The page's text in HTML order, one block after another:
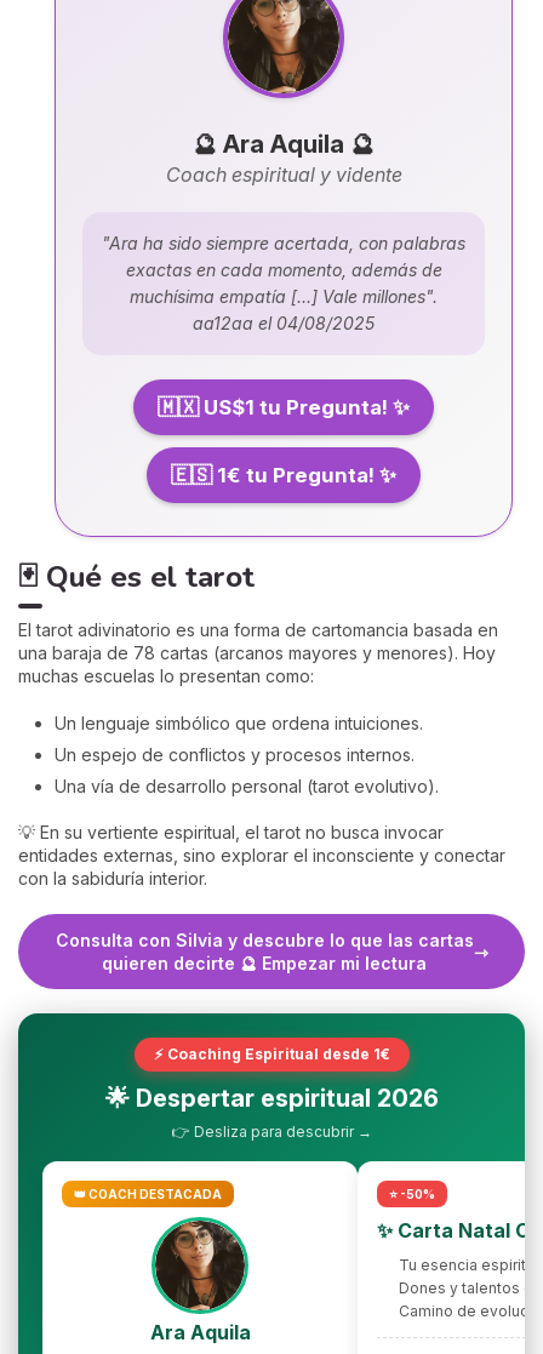
🔮 Ara Aquila 🔮
Coach espiritual y vidente
"Ara ha sido siempre acertada, con palabras
exactas en cada momento, además de
muchísima empatía [...] Vale millones".
aa12aa el 04/08/2025
🇲🇽 US$1 tu Pregunta! ✨
🇪🇸 1€ tu Pregunta! ✨
🃏 Qué es el tarot
El tarot adivinatorio es una forma de cartomancia basada en
una baraja de 78 cartas (arcanos mayores y menores). Hoy
muchas escuelas lo presentan como:
Un lenguaje simbólico que ordena intuiciones.
Un espejo de conflictos y procesos internos.
Una vía de desarrollo personal (tarot evolutivo).
💡 En su vertiente espiritual, el tarot no busca invocar
entidades externas, sino explorar el inconsciente y conectar
con la sabiduría interior.
Consulta con Silvia y descubre lo que las cartas
quieren decirte 🔮 Empezar mi lectura
⚡ Coaching Espiritual desde 1€
🌟 Despertar espiritual 2026
👉 Desliza para descubrir →
👑 COACH DESTACADA
Ara Aquila
⭐ -50%
✨ Carta Natal
Tu esencia
Dones y talentos
Camino de